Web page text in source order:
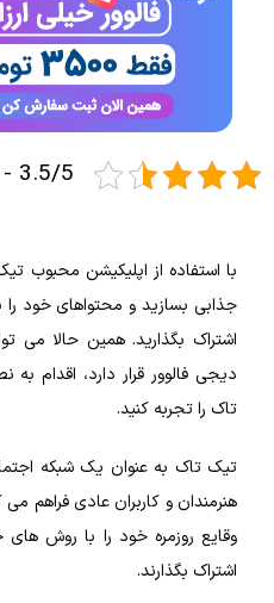
3.5/5 - (2 امتیاز)
با استفاده از اپلیکیشن محبوب
جذابی بسازید و محتواهای خود را
اشتراک بگذارید. همین حالا می
دیجی فالوور قرار دارد، اقدام
تاک را تجربه کنید.
تیک تاک به عنوان یک شبکه
هنرمندان و کاربران عادی فراهم
وقایع روزمره خود را با روش
اشتراک بگذارند.